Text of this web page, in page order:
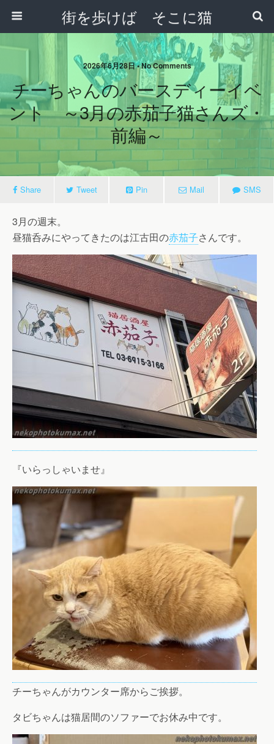
街を歩けば そこに猫
2026年6月28日 • No Comments
チーちゃんのバースディーイベ
ント ～3月の赤茄子猫さんズ・
前編～
Share Tweet Pin Mail SMS
3月の週末。
昼猫呑みにやってきたのは江古田の赤茄子さんです。
『いらっしゃいませ』
チーちゃんがカウンター席からご挨拶。
タビちゃんは猫居間のソファーでお休み中です。